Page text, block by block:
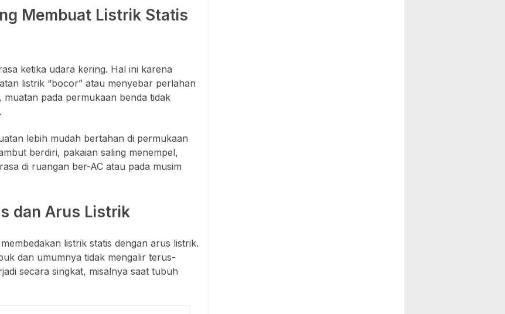
Membuat Listrik Statis
ketika udara kering. Hal ini karena
listrik “bocor” atau menyebar perlahan
pada permukaan benda tidak
lebih mudah bertahan di permukaan
berdiri, pakaian saling menempel,
di ruangan ber-AC atau pada musim
dan Arus Listrik
listrik statis dengan arus listrik.
dan umumnya tidak mengalir terus-
secara singkat, misalnya saat tubuh